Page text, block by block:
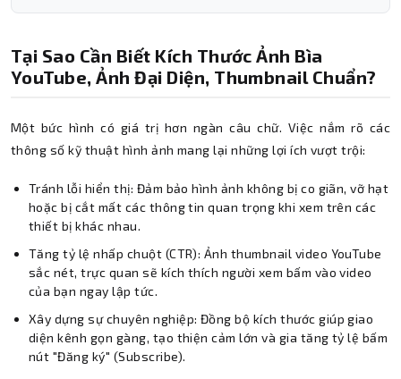
Tại Sao Cần Biết Kích Thước Ảnh Bìa
YouTube, Ảnh Đại Diện, Thumbnail Chuẩn?
Một bức hình có giá trị hơn ngàn câu chữ. Việc nắm rõ các
thông số kỹ thuật hình ảnh mang lại những lợi ích vượt trội:
Tránh lỗi hiển thị: Đảm bảo hình ảnh không bị co giãn, vỡ hạt
hoặc bị cắt mất các thông tin quan trọng khi xem trên các
thiết bị khác nhau.
Tăng tỷ lệ nhấp chuột (CTR): Ảnh thumbnail video YouTube
sắc nét, trực quan sẽ kích thích người xem bấm vào video
của bạn ngay lập tức.
Xây dựng sự chuyên nghiệp: Đồng bộ kích thước giúp giao
diện kênh gọn gàng, tạo thiện cảm lớn và gia tăng tỷ lệ bấm
nút "Đăng ký" (Subscribe).